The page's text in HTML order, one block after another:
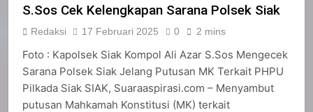
S.Sos Cek Kelengkapan Sarana Polsek Siak
Redaksi 17 Februari 2025 0 2 mins
Foto : Kapolsek Siak Kompol Ali Azar S.Sos Mengecek
Sarana Polsek Siak Jelang Putusan MK Terkait PHPU
Pilkada Siak SIAK, Suaraaspirasi.com – Menyambut
putusan Mahkamah Konstitusi (MK) terkait